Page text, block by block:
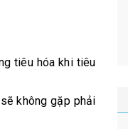
tiêu hóa khi tiêu
không gặp phải